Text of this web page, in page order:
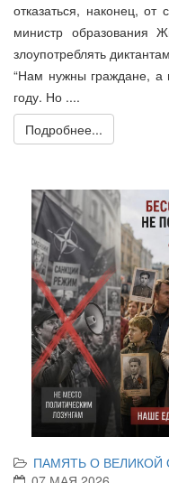
отказаться, наконец,
министр образования
злоупотреблять
“Нам нужны граждане, а
году. Но ....
Подробнее...
ПАМЯТЬ О ВЕЛИКОЙ